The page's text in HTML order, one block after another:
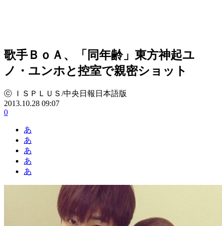
歌手ＢｏＡ、「同年齢」東方神起ユ
ノ・ユンホと控室で親密ショット
ⓒ ＩＳＰＬＵＳ/中央日報日本語版
2013.10.28 09:07
0
あ
あ
あ
あ
あ